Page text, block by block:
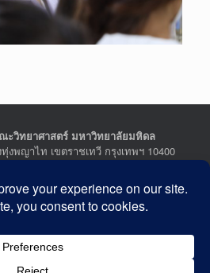
ะวิทยาศาสตร์ มหาวิทยาลัยมหิดล
พญาไท เขตราชเทวี กรุงเทพฯ 10400
Faculty of Science, Mahidol
University
District, Bangkok 10400
2, Fax : +662-354-7157